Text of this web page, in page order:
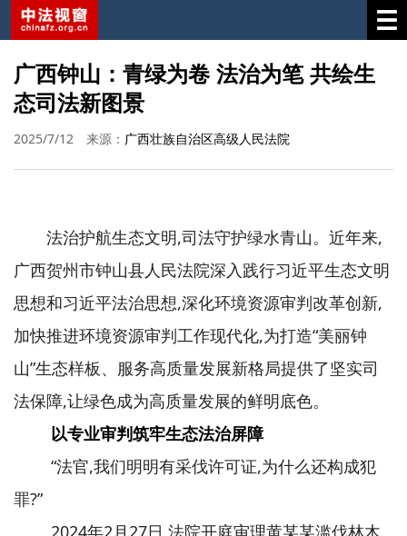
广西钟山：青绿为卷 法治为笔 共绘生
态司法新图景
2025/7/12 来源： 广西壮族自治区高级人民法院
法治护航生态文明,司法守护绿水青山。近年来,
广西贺州市钟山县人民法院深入践行习近平生态文明
思想和习近平法治思想,深化环境资源审判改革创新,
加快推进环境资源审判工作现代化,为打造“美丽钟
山”生态样板、服务高质量发展新格局提供了坚实司
法保障,让绿色成为高质量发展的鲜明底色。
以专业审判筑牢生态法治屏障
“法官,我们明明有采伐许可证,为什么还构成犯
罪?”
2024年2月27日,法院开庭审理黄某某滥伐林木